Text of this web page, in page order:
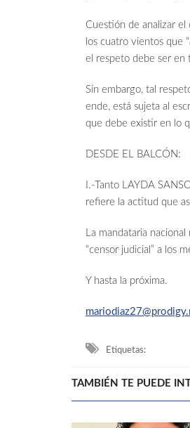
Cuestión de analizar
los cuatro vientos que
el respeto debe ser en
Sin embargo, tal
ende, está sujeta al
que debe existir en lo
DESDE EL BALCÓN:
I.-Tanto LAYDA
refiere la actitud que
La mandataria
“censor judicial” a los
Y hasta la próxima.
Etiquetas:
TAMBIÉN TE PUEDE